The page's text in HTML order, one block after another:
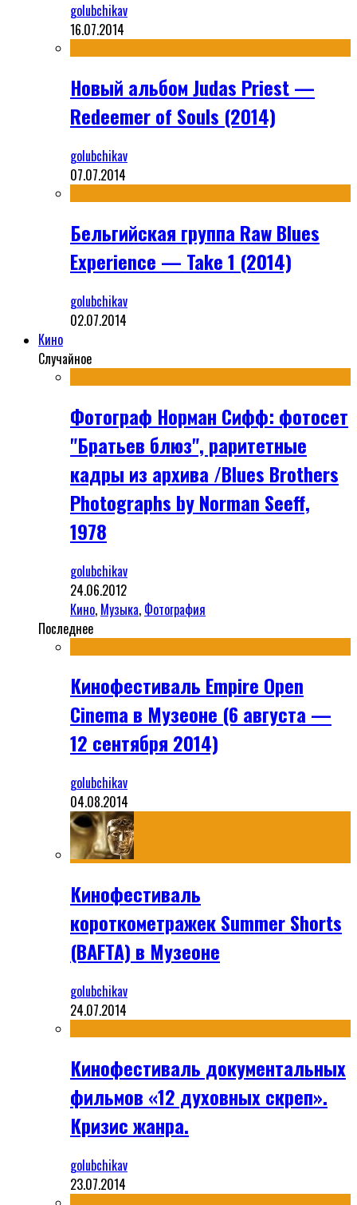
golubchikav
16.07.2014
Новый альбом Judas Priest —
Redeemer of Souls (2014)
golubchikav
07.07.2014
Бельгийская группа Raw Blues
Experience — Take 1 (2014)
golubchikav
02.07.2014
Кино
Случайное
Фотограф Норман Сифф: фотосет
"Братьев блюз", раритетные
кадры из архива /Blues Brothers
Photographs by Norman Seeff,
1978
golubchikav
24.06.2012
Кино, Музыка, Фотография
Последнее
Кинофестиваль Empire Open
Cinema в Музеоне (6 августа —
12 сентября 2014)
golubchikav
04.08.2014
Кинофестиваль
короткометражек Summer Shorts
(BAFTA) в Музеоне
golubchikav
24.07.2014
Кинофестиваль документальных
фильмов «12 духовных скреп».
Кризис жанра.
golubchikav
23.07.2014